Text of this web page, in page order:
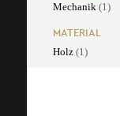
Mechanik (1)
MATERIAL
Holz (1)